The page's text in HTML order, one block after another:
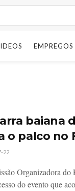
baiana
o palco no
22
Organizadora
do evento que